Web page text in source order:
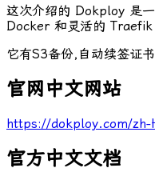
这次介绍的 Dokploy 是
Docker 和灵活的 Traefik
它有S3备份,自动续签证
官网中文网站
https://dokploy.com/zh-
官方中文文档